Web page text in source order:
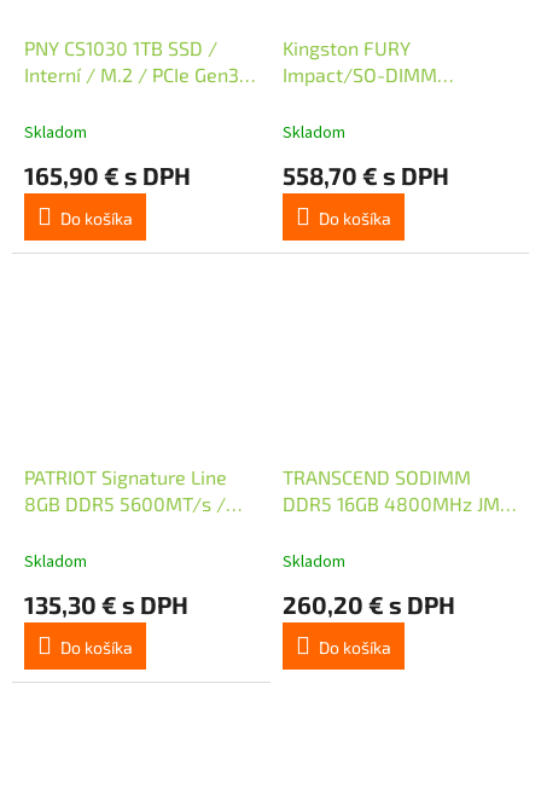
PNY CS1030 1TB SSD /
Interní / M.2 / PCIe Gen3 x
Skladom
165,90 € s DPH
Do košíka
Kingston FURY
Impact/SO-DIMM
Skladom
558,70 € s DPH
Do košíka
PATRIOT Signature Line
8GB DDR5 5600MT/s /
Skladom
135,30 € s DPH
Do košíka
TRANSCEND SODIMM
DDR5 16GB 4800MHz JM
Skladom
260,20 € s DPH
Do košíka